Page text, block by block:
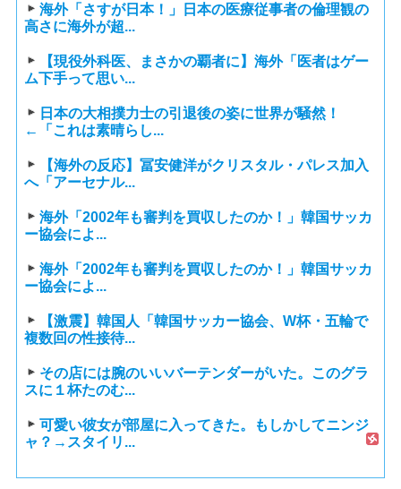
海外「さすが日本！」日本の医療従事者の倫理観の
高さに海外が超...
【現役外科医、まさかの覇者に】海外「医者はゲー
ム下手って思い...
日本の大相撲力士の引退後の姿に世界が騒然！
←「これは素晴らし...
【海外の反応】冨安健洋がクリスタル・パレス加入
へ「アーセナル...
海外「2002年も審判を買収したのか！」韓国サッカ
ー協会によ...
海外「2002年も審判を買収したのか！」韓国サッカ
ー協会によ...
【激震】韓国人「韓国サッカー協会、W杯・五輪で
複数回の性接待...
その店には腕のいいバーテンダーがいた。このグラ
スに１杯たのむ...
可愛い彼女が部屋に入ってきた。もしかしてニンジ
ャ？→スタイリ...